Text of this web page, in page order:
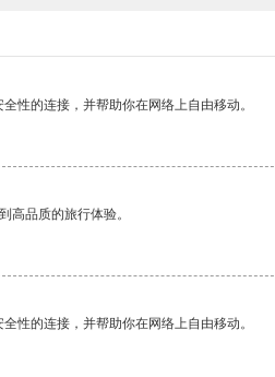
性的连接，并帮助你在网络上自由移动。
高品质的旅行体验。
性的连接，并帮助你在网络上自由移动。